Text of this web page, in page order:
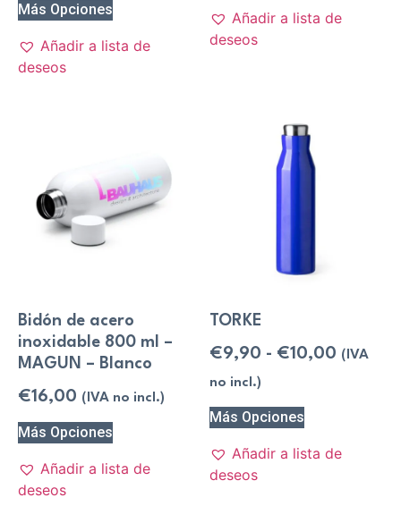
Más Opciones
Añadir a lista de
deseos
Añadir a lista de
deseos
Bidón de acero
inoxidable 800 ml –
MAGUN – Blanco
€16,00 (IVA no incl.)
Más Opciones
Añadir a lista de
deseos
TORKE
€9,90 - €10,00 (IVA
no incl.)
Más Opciones
Añadir a lista de
deseos